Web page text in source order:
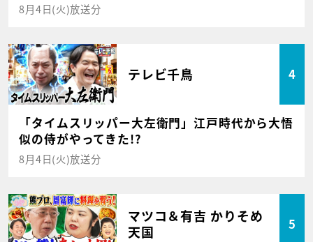
8月4日(火)放送分
テレビ千鳥 4
「タイムスリッパー大左衛門」江戸時代から大悟
似の侍がやってきた!?
8月4日(火)放送分
マツコ＆有吉 かりそめ
天国
5